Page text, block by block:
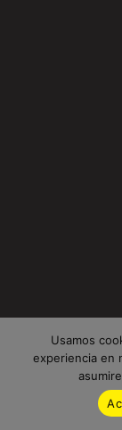
Usamos
experiencia en